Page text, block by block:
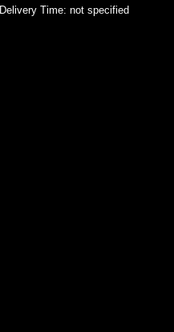
Delivery Time: not specified